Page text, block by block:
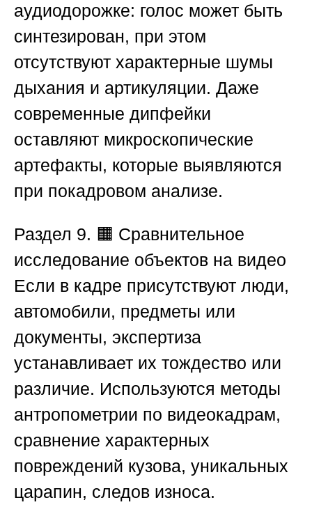
аудиодорожке: голос может быть
синтезирован, при этом
отсутствуют характерные шумы
дыхания и артикуляции. Даже
современные дипфейки
оставляют микроскопические
артефакты, которые выявляются
при покадровом анализе.
Раздел 9. 🟧 Сравнительное
исследование объектов на видео
Если в кадре присутствуют люди,
автомобили, предметы или
документы, экспертиза
устанавливает их тождество или
различие. Используются методы
антропометрии по видеокадрам,
сравнение характерных
повреждений кузова, уникальных
царапин, следов износа.